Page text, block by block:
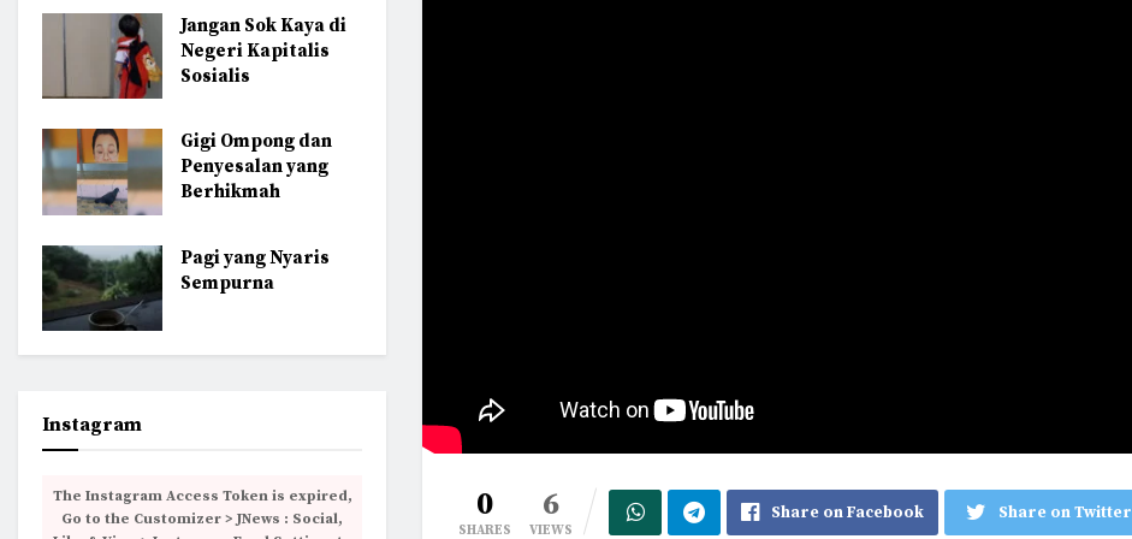
0
SHARES
6
VIEWS
Share on Facebook Share on Twitter
Jangan Sok Kaya di
Negeri Kapitalis
Sosialis
Gigi Ompong dan
Penyesalan yang
Berhikmah
Pagi yang Nyaris
Sempurna
Instagram
The Instagram Access Token is expired,
Go to the Customizer > JNews : Social,